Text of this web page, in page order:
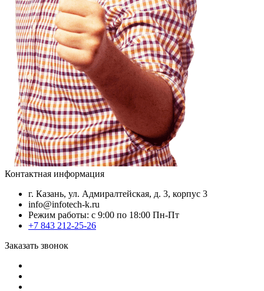
Контактная информация
г. Казань, ул. Адмиралтейская, д. 3, корпус 3
info@infotech-k.ru
Режим работы: с 9:00 по 18:00 Пн-Пт
+7 843 212-25-26
Заказать звонок